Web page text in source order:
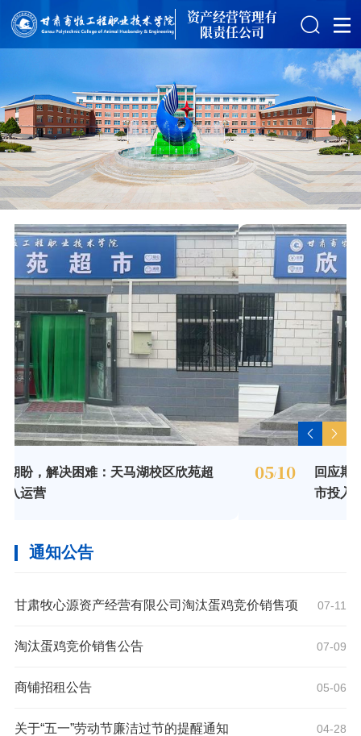
资产经营管理有
限责任公司
区欣苑超
回应期盼，解决困难：天马湖校区
05/10
通知公告
07-11
甘肃牧心源资产经营有限公司淘汰蛋鸡竞价销售项
目成交结果公示 07-09
淘汰蛋鸡竞价销售公告
05-06
商铺招租公告
04-28
关于“五一”劳动节廉洁过节的提醒通知